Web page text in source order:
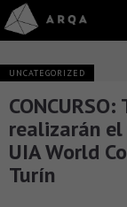
UNCATEGORIZED
realizarán
UIA World
Turín